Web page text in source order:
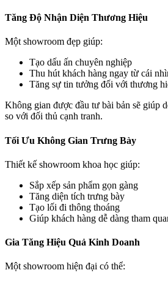
Tăng Độ Nhận Diện Thương Hiệu
Một showroom đẹp giúp:
Tạo dấu ấn chuyên nghiệp
Thu hút khách hàng ngay từ cái
Tăng sự tin tưởng đối với thương
Không gian được đầu tư bài bản sẽ giúp
so với đối thủ cạnh tranh.
Tối Ưu Không Gian Trưng Bày
Thiết kế showroom khoa học giúp:
Sắp xếp sản phẩm gọn gàng
Tăng diện tích trưng bày
Tạo lối đi thông thoáng
Giúp khách hàng dễ dàng tham
Gia Tăng Hiệu Quả Kinh Doanh
Một showroom hiện đại có thể: